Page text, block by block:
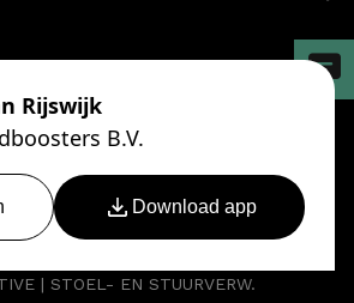
ID.3
| STOEL- EN STUURVERW.